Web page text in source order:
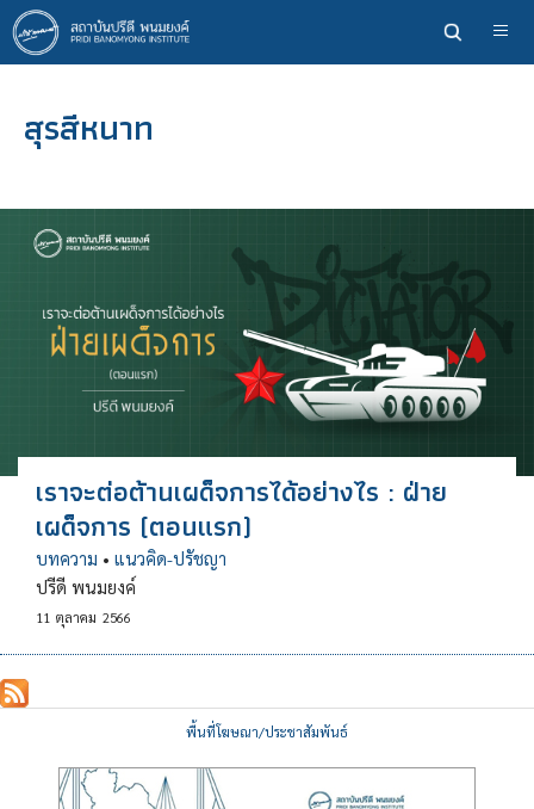
ข้าม
ไป
ยัง
หลักสุรสีหนาท
เราจะต่อต้านเผด็จการได้อย่างไร : ฝ่าย
เผด็จการ (ตอนแรก)
บทความ • แนวคิด-ปรัชญา
ปรีดี พนมยงค์
11 ตุลาคม 2566
พื้นที่โฆษณา/ประชาสัมพันธ์